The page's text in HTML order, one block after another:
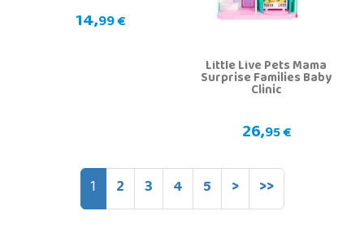
14,99 €
Little Live Pets Mama
Surprise Families Baby
Clinic
26,95 €
1 2 3 4 5 > >>